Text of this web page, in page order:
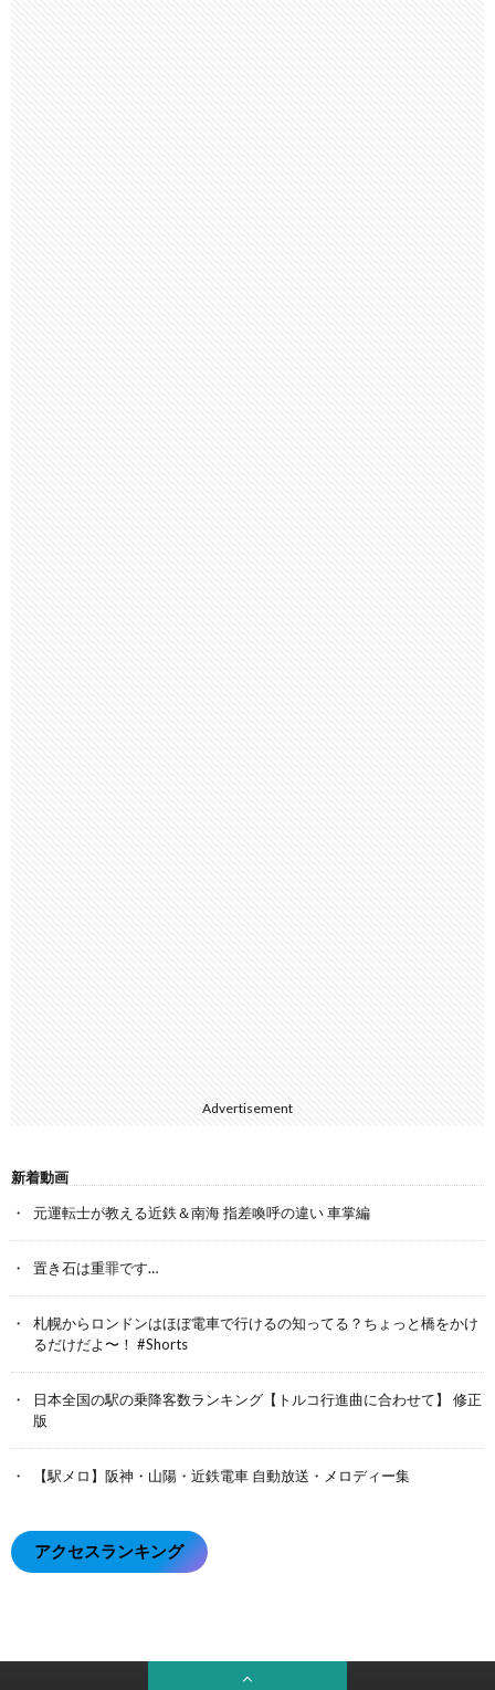
Advertisement
新着動画
元運転士が教える近鉄＆南海 指差喚呼の違い 車掌編
置き石は重罪です…
札幌からロンドンはほぼ電車で行けるの知ってる？ちょっと橋をかけ
るだけだよ〜！ #Shorts
日本全国の駅の乗降客数ランキング【トルコ行進曲に合わせて】 修正
版
【駅メロ】阪神・山陽・近鉄電車 自動放送・メロディー集
アクセスランキング